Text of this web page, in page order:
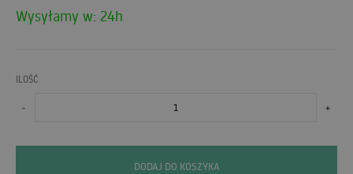
Wysyłamy w: 24h
ILOŚĆ
- +
DODAJ DO KOSZYKA